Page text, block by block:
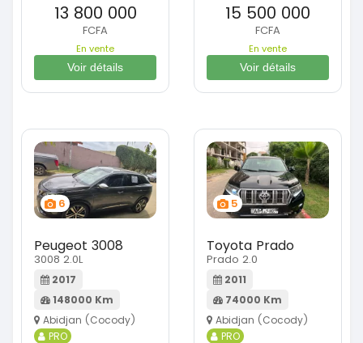
13 800 000
FCFA
En vente
Voir détails
15 500 000
FCFA
En vente
Voir détails
6
Peugeot 3008
3008 2.0L
2017
148000 Km
Abidjan (Cocody)
PRO
5
Toyota Prado
Prado 2.0
2011
74000 Km
Abidjan (Cocody)
PRO